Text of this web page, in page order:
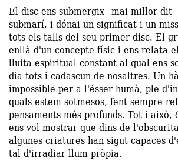
El disc ens submergix –mai millor dit-
submarí, i dónai un significat i un
tots els talls del seu primer disc. El
enllà d'un concepte físic i ens relata
lluita espiritual constant al qual ens
dia tots i cadascun de nosaltres. Un
impossible per a l'ésser humà, ple
quals estem sotmesos, fent sempre
pensaments més profunds. Tot i això,
ens vol mostrar que dins de
algunes criatures han sigut capaces
tal d'irradiar llum pròpia.